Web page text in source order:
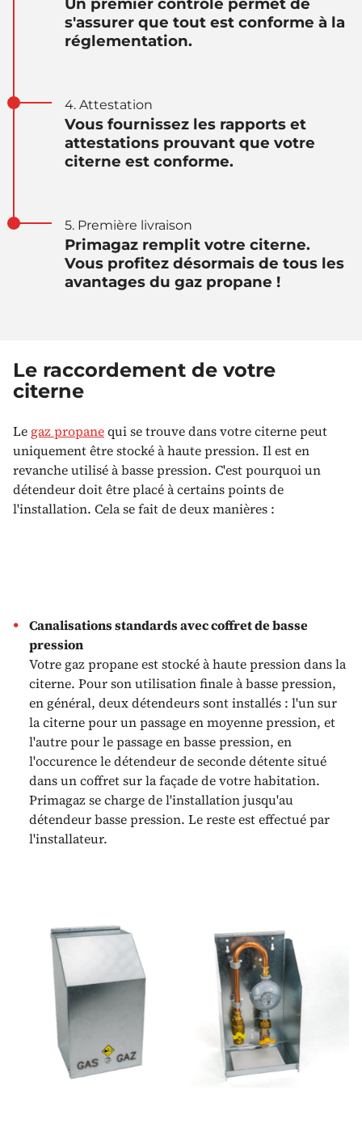
Un premier contrôle permet de
s'assurer que tout est conforme à la
réglementation.
4. Attestation
Vous fournissez les rapports et
attestations prouvant que votre
citerne est conforme.
5. Première livraison
Primagaz remplit votre citerne.
Vous profitez désormais de tous les
avantages du gaz propane !
Le raccordement de votre
citerne
Le gaz propanequi se trouve dans votre citerne peut
uniquement être stocké à haute pression. Il est en
revanche utilisé à basse pression. C'est pourquoi un
détendeur doit être placé à certains points de
l'installation. Cela se fait de deux manières :
Canalisations standards avec coffret de basse
pression
Votre gaz propane est stocké à haute pression dans la
citerne. Pour son utilisation finale à basse pression,
en général, deux détendeurs sont installés : l'un sur
la citerne pour un passage en moyenne pression, et
l'autre pour le passage en basse pression, en
l'occurence le détendeur de seconde détente situé
dans un coffret sur la façade de votre habitation.
Primagaz se charge de l'installation jusqu'au
détendeur basse pression. Le reste est effectué par
l'installateur.